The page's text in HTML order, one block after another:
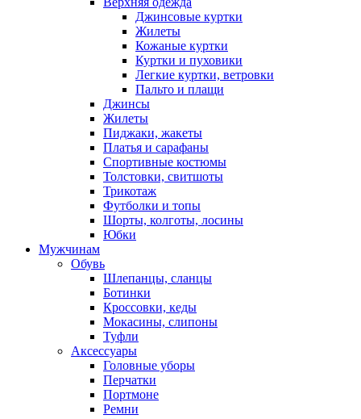
Джинсовые куртки
Жилеты
Кожаные куртки
Куртки и пуховики
Легкие куртки, ветровки
Пальто и плащи
Джинсы
Жилеты
Пиджаки, жакеты
Платья и сарафаны
Спортивные костюмы
Толстовки, свитшоты
Трикотаж
Футболки и топы
Шорты, колготы, лосины
Юбки
Мужчинам
Обувь
Шлепанцы, сланцы
Ботинки
Кроссовки, кеды
Мокасины, слипоны
Туфли
Аксессуары
Головные уборы
Перчатки
Портмоне
Ремни